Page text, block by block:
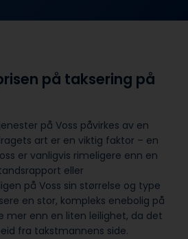
på taksering på
på Voss påvirkes av en
art er en viktig faktor – en
er vanligvis rimeligere enn en
eller
på Voss sin størrelse og type
en stor, kompleks enebolig på
mer enn en liten leilighet, da det
fra takstmannens side.